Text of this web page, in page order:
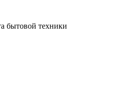
бытовой техники